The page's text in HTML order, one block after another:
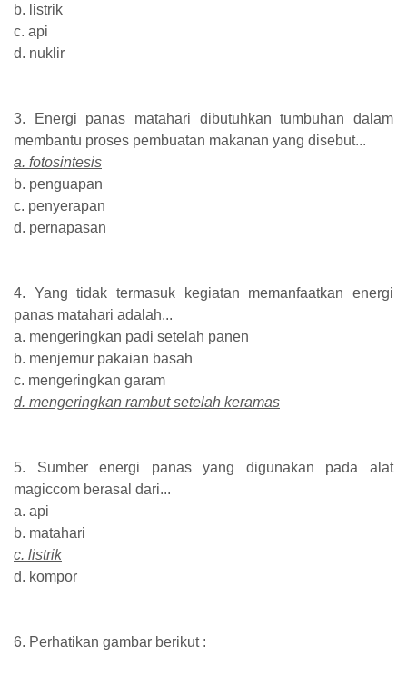
b. listrik
c. api
d. nuklir
3. Energi panas matahari dibutuhkan tumbuhan dalam
membantu proses pembuatan makanan yang disebut...
a. fotosintesis
b. penguapan
c. penyerapan
d. pernapasan
4. Yang tidak termasuk kegiatan memanfaatkan energi
panas matahari adalah...
a. mengeringkan padi setelah panen
b. menjemur pakaian basah
c. mengeringkan garam
d. mengeringkan rambut setelah keramas
5. Sumber energi panas yang digunakan pada alat
magiccom berasal dari...
a. api
b. matahari
c. listrik
d. kompor
6. Perhatikan gambar berikut :